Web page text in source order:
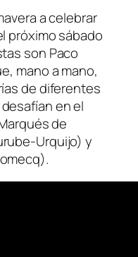
a celebrar
próximo sábado
son Paco
mano a mano,
de diferentes
en el
de
Urquijo) y